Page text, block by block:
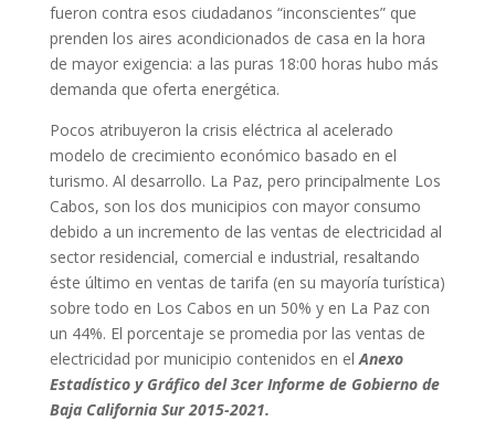
fueron contra esos ciudadanos “inconscientes” que
prenden los aires acondicionados de casa en la hora
de mayor exigencia: a las puras 18:00 horas hubo más
demanda que oferta energética.
Pocos atribuyeron la crisis eléctrica al acelerado
modelo de crecimiento económico basado en el
turismo. Al desarrollo. La Paz, pero principalmente Los
Cabos, son los dos municipios con mayor consumo
debido a un incremento de las ventas de electricidad al
sector residencial, comercial e industrial, resaltando
éste último en ventas de tarifa (en su mayoría turística)
sobre todo en Los Cabos en un 50% y en La Paz con
un 44%. El porcentaje se promedia por las ventas de
electricidad por municipio contenidos en elAnexo
Estadístico y Gráfico del 3cer Informe de Gobierno de
Baja California Sur 2015-2021.